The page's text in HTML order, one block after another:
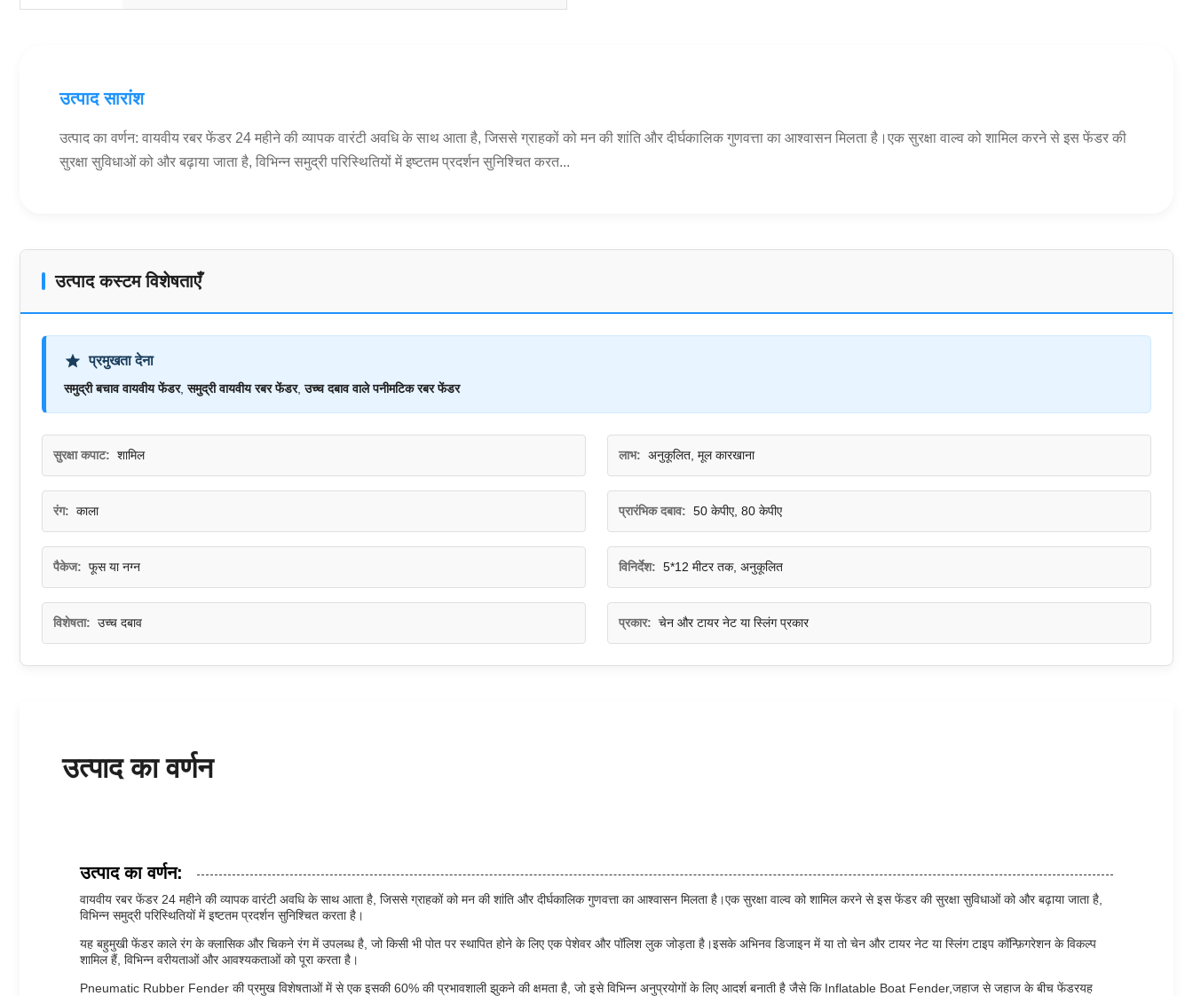
उत्पाद सारांश
उत्पाद का वर्णन: वायवीय रबर फेंडर 24 महीने की व्यापक वारंटी अवधि के साथ आता है, जिससे ग्राहकों को मन की शांति और दीर्घकालिक गुणवत्ता का आश्वासन मिलता है।एक सुरक्षा वाल्व को शामिल करने से इस फेंडर की
सुरक्षा सुविधाओं को और बढ़ाया जाता है, विभिन्न समुद्री परिस्थितियों में इष्टतम प्रदर्शन सुनिश्चित करत...
उत्पाद कस्टम विशेषताएँ
प्रमुखता देना
समुद्री बचाव वायवीय फेंडर,समुद्री वायवीय रबर फेंडर,उच्च दबाव वाले पनीमटिक रबर फेंडर
सुरक्षा कपाट: शामिल लाभ: अनुकूलित, मूल कारखाना
रंग: काला प्रारंभिक दबाव: 50 केपीए, 80 केपीए
पैकेज: फूस या नग्न विनिर्देश: 5*12 मीटर तक, अनुकूलित
विशेषता: उच्च दबाव प्रकार: चेन और टायर नेट या स्लिंग प्रकार
उत्पाद का वर्णन
उत्पाद का वर्णन:
वायवीय रबर फेंडर 24 महीने की व्यापक वारंटी अवधि के साथ आता है, जिससे ग्राहकों को मन की शांति और दीर्घकालिक गुणवत्ता का आश्वासन मिलता है।एक सुरक्षा वाल्व को शामिल करने से इस फेंडर की सुरक्षा सुविधाओं को और बढ़ाया जाता है,
विभिन्न समुद्री परिस्थितियों में इष्टतम प्रदर्शन सुनिश्चित करता है।
यह बहुमुखी फेंडर काले रंग के क्लासिक और चिकने रंग में उपलब्ध है, जो किसी भी पोत पर स्थापित होने के लिए एक पेशेवर और पॉलिश लुक जोड़ता है।इसके अभिनव डिजाइन में या तो चेन और टायर नेट या स्लिंग टाइप कॉन्फ़िगरेशन के विकल्प
शामिल हैं, विभिन्न वरीयताओं और आवश्यकताओं को पूरा करता है।
Pneumatic Rubber Fender की प्रमुख विशेषताओं में से एक इसकी 60% की प्रभावशाली झुकने की क्षमता है, जो इसे विभिन्न अनुप्रयोगों के लिए आदर्श बनाती है जैसे कि Inflatable Boat Fender,जहाज से जहाज के बीच फेंडरयह